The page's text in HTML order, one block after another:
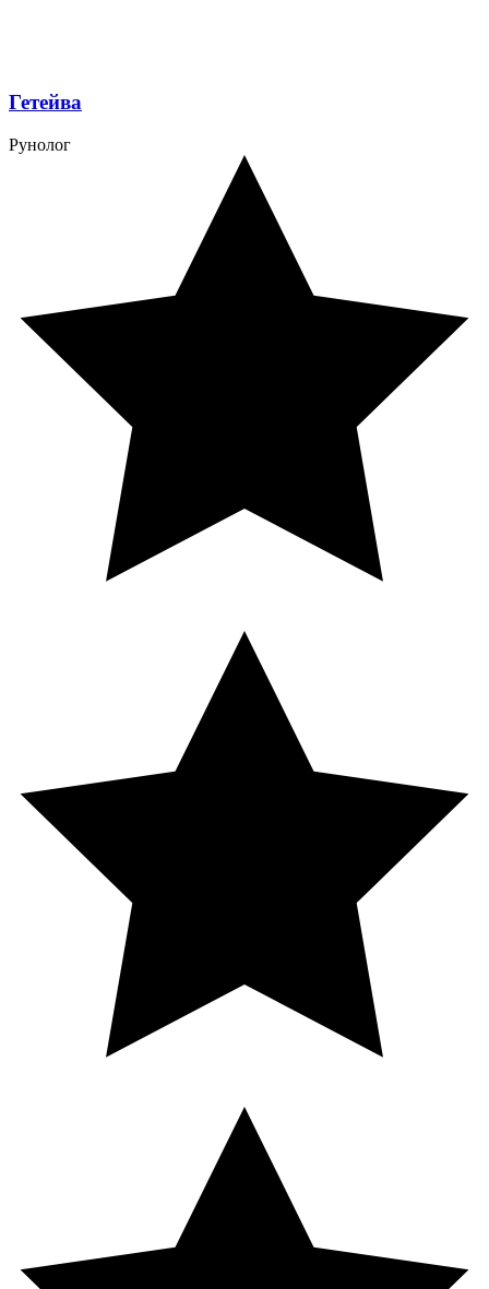
Гетейва
Рунолог